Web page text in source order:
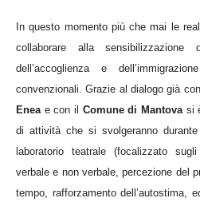
In questo momento più che mai le
collaborare alla
dell’accoglienza e
convenzionali.Grazie al dialogo già
Enea e con il Comune di Mantova si
di attività che si svolgeranno
laboratorio teatrale (focalizzato
verbale e non verbale, percezione del
tempo, rafforzamento dell’autostima,